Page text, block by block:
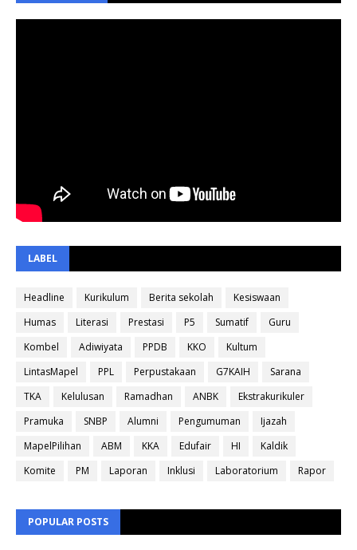
LABEL
Headline Kurikulum Berita sekolah
Kesiswaan
Humas
Literasi Prestasi P5 Sumatif
Guru
Kombel
Adiwiyata PPDB KKO
Kultum
LintasMapel
PPL Perpustakaan G7KAIH
Sarana
TKA
Kelulusan Ramadhan ANBK
Ekstrakurikuler
Pramuka
SNBP Alumni Pengumuman
Ijazah
MapelPilihan
ABM KKA Edufair HI
Kaldik
Komite
PM Laporan Inklusi Laboratorium Rapor
POPULAR POSTS